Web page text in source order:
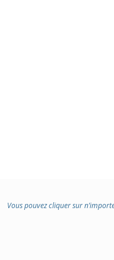
Vous pouvez cliquer sur